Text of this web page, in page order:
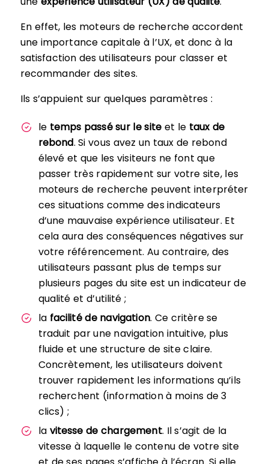
En effet, les moteurs de recherche accordent
une importance capitale à l’UX, et donc à la
satisfaction des utilisateurs pour classer et
recommander des sites.
Ils s’appuient sur quelques paramètres :
le temps passé sur le site et le taux de
rebond. Si vous avez un taux de rebond
élevé et que les visiteurs ne font que
passer très rapidement sur votre site, les
moteurs de recherche peuvent interpréter
ces situations comme des indicateurs
d’une mauvaise expérience utilisateur. Et
cela aura des conséquences négatives sur
votre référencement. Au contraire, des
utilisateurs passant plus de temps sur
plusieurs pages du site est un indicateur de
qualité et d’utilité ;
la facilité de navigation. Ce critère se
traduit par une navigation intuitive, plus
fluide et une structure de site claire.
Concrètement, les utilisateurs doivent
trouver rapidement les informations qu’ils
recherchent (information à moins de 3
clics) ;
la vitesse de chargement. Il s’agit de la
vitesse à laquelle le contenu de votre site